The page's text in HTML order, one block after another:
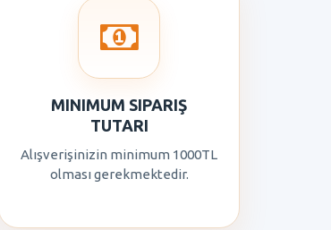
MINIMUM SIPARIŞ
TUTARI
Alışverişinizin minimum 1000TL
olması gerekmektedir.